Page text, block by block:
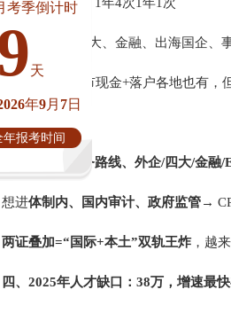
*适用外企、四大、金融、出海国企、
政策补贴23省市现金+落户各地也有，
国际化财务路线、外企/四大/金融/
想进体制内、国内审计、政府监管→
两证叠加=“国际+本土”双轨王炸，越
四、2025年人才缺口：38万，增速最
考季倒计时
天
年9月7日
报考时间